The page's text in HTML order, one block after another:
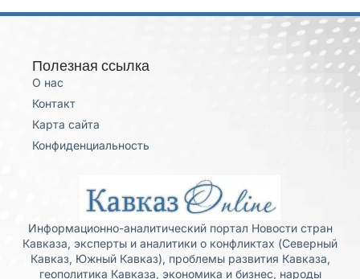
Полезная ссылка
О нас
Контакт
Карта сайта
Конфиденциальность
Информационно-аналитический портал Новости стран
Кавказа, эксперты и аналитики о конфликтах (Северный
Кавказ, Южный Кавказ), проблемы развития Кавказа,
геополитика Кавказа, экономика и бизнес, народы